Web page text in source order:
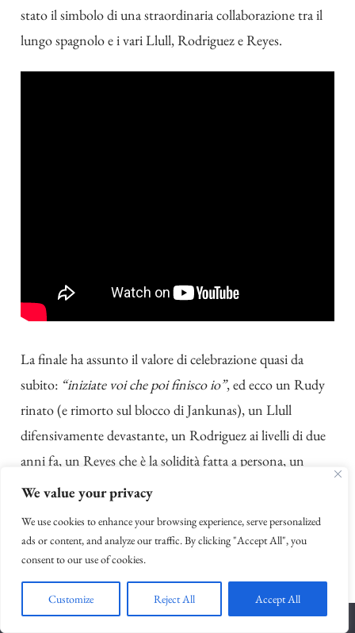
We value your privacy
We use cookies to enhance your browsing experience, serve personalized
ads or content, and analyze our traffic. By clicking "Accept All", you
consent to our use of cookies.
Customize Reject All Accept All
stato il simbolo di una straordinaria collaborazione tra il
lungo spagnolo e i vari Llull, Rodriguez e Reyes.
La finale ha assunto il valore di celebrazione quasi da
subito: “iniziate voi che poi finisco io”, ed ecco un Rudy
rinato (e rimorto sul blocco di Jankunas), un Llull
difensivamente devastante, un Rodriguez ai livelli di due
anni fa, un Reyes che è la solidità fatta a persona, un
Mirotic finalmente vivo e un Claver che è stata la sorpresa
Eccezionale Gasol, meravigliosi i suoi compagni, e
straordinario il lavoro di Sergio Scariolo in panchina:
aveva iniziato male esattamente come nel 2009 (tra l’altro